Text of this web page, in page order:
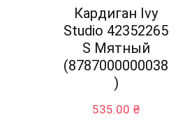
Кардиган Ivy
Studio 42352265
S Мятный
(8787000000038
)
535.00 ₴